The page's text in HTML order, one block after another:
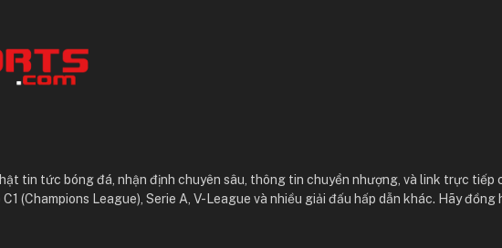
tin tức bóng đá, nhận định chuyên sâu, thông tin chuyển nhượng, và link trực tiếp
C1 (Champions League), Serie A, V-League và nhiều giải đấu hấp dẫn khác. Hãy